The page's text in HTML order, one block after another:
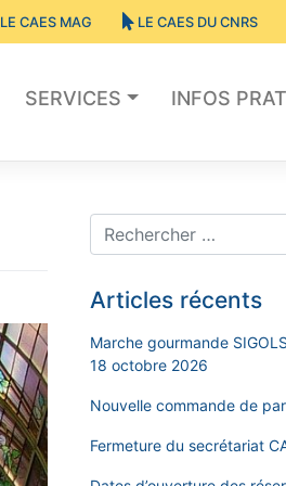
LE CAES MAG LE CAES DU CNRS
SERVICES
INFOS
Articles récents
Marche gourmande
18 octobre 2026
Nouvelle commande de
Fermeture du secrétariat